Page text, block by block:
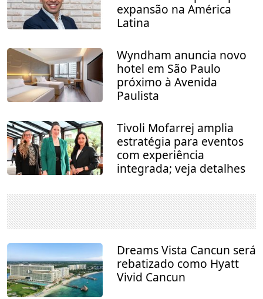
expansão na América
Latina
Wyndham anuncia novo
hotel em São Paulo
próximo à Avenida
Paulista
Tivoli Mofarrej amplia
estratégia para eventos
com experiência
integrada; veja detalhes
Dreams Vista Cancun será
rebatizado como Hyatt
Vivid Cancun